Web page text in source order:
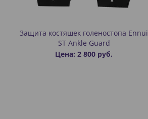
Защита костяшек голеностопа Ennui
ST Ankle Guard
Цена: 2 800 руб.